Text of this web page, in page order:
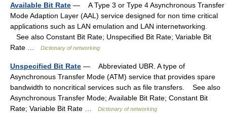
Available Bit Rate — A Type 3 or Type 4 Asynchronous Transfer
Mode Adaption Layer (AAL) service designed for non time critical
applications such as LAN emulation and LAN internetworking.
See also Constant Bit Rate; Unspecified Bit Rate; Variable Bit
Rate …
Dictionary of networking
Unspecified Bit Rate — Abbreviated UBR. A type of
Asynchronous Transfer Mode (ATM) service that provides spare
bandwidth to noncritical services such as file transfers. See also
Asynchronous Transfer Mode; Available Bit Rate; Constant Bit
Rate; Variable Bit Rate …
Dictionary of networking